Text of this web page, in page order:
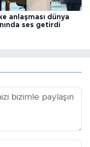
anlaşması dünya
ses getirdi